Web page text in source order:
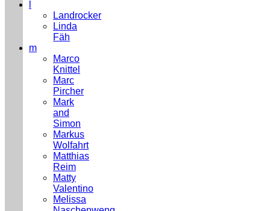
Landrocker
Linda
Fäh
m
Marco
Knittel
Marc
Pircher
Mark
and
Simon
Markus
Wolfahrt
Matthias
Reim
Matty
Valentino
Melissa